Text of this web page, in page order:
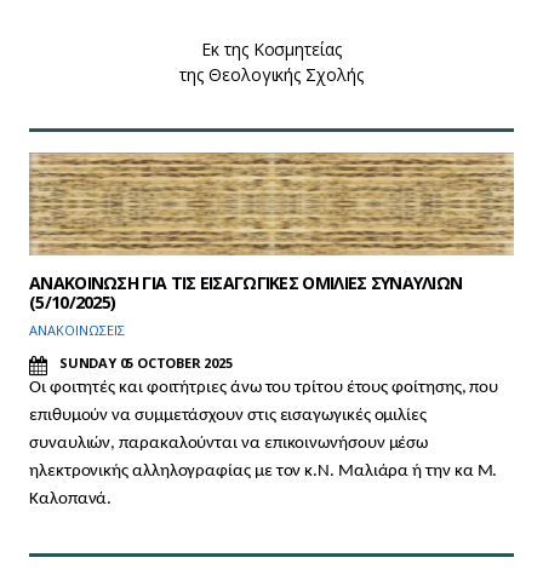
Εκ της Κοσμητείας
της Θεολογικής Σχολής
ΑΝΑΚΟΙΝΩΣΗ ΓΙΑ ΤΙΣ ΕΙΣΑΓΩΓΙΚΕΣ ΟΜΙΛΙΕΣ ΣΥΝΑΥΛΙΩΝ
(5/10/2025)
ΑΝΑΚΟΙΝΩΣΕΙΣ
SUNDAY 05 OCTOBER 2025
Οι φοιτητές και φοιτήτριες άνω του τρίτου έτους φοίτησης, που
επιθυμούν να συμμετάσχουν στις εισαγωγικές ομιλίες
συναυλιών, παρακαλούνται να επικοινωνήσουν μέσω
ηλεκτρονικής αλληλογραφίας με τον κ.Ν. Μαλιάρα ή την κα Μ.
Καλοπανά.